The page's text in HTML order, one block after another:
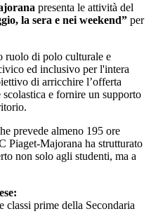
presenta le attività del
la sera e nei weekend” per
ruolo di polo culturale e
ed inclusivo per l'intera
di arricchire l’offerta
e fornire un supporto
prevede almeno 195 ore
Piaget-Majorana ha strutturato
non solo agli studenti, ma a
classi prime della Secondaria